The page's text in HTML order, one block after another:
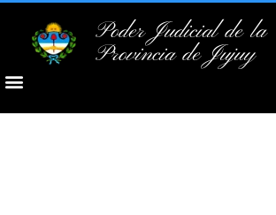
Poder Judicial de la
Provincia de Jujuy